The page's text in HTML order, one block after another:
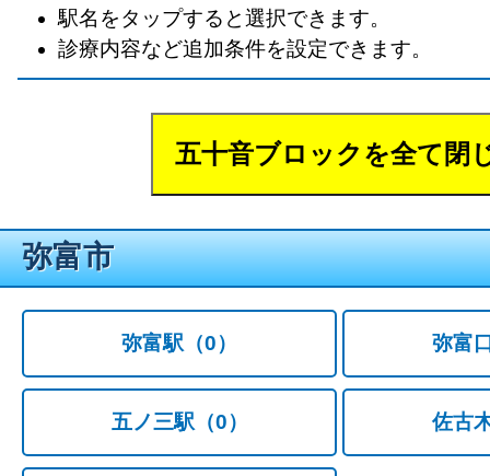
駅名をタップすると選択できます。
診療内容など追加条件を設定できます。
弥富市
弥富駅 （0） 弥富
五ノ三駅 （0） 佐古